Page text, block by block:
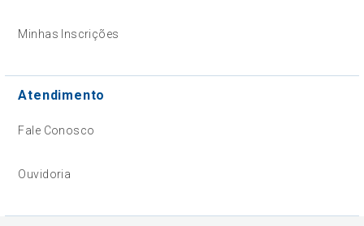
Minhas Inscrições
Atendimento
Fale Conosco
Ouvidoria